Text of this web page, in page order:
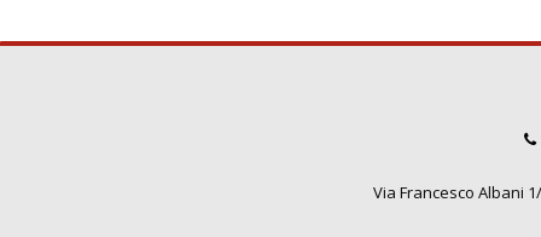
Via Francesco Albani 1/